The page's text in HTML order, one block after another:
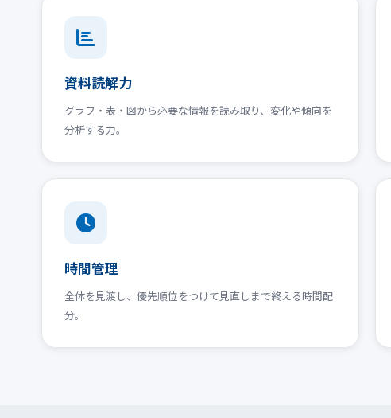
資料読解力
グラフ・表・図から必要な情報を読み取り、変化や傾向を
分析する力。
時間管理
全体を見渡し、優先順位をつけて見直しまで終える時間配
分。